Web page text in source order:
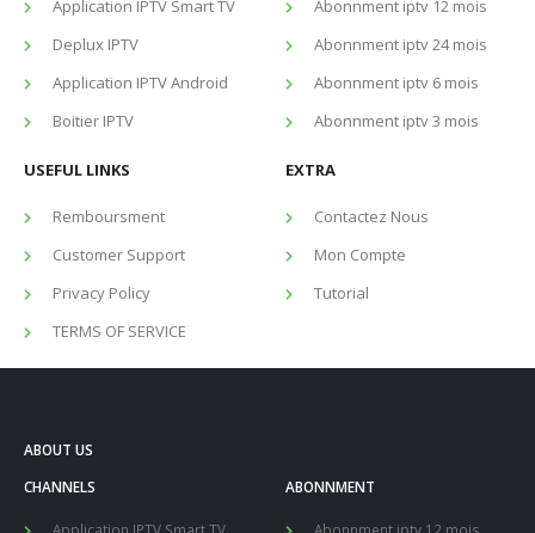
Application IPTV Smart TV
Deplux IPTV
Application IPTV Android
Boitier IPTV
Abonnment iptv 12 mois
Abonnment iptv 24 mois
Abonnment iptv 6 mois
Abonnment iptv 3 mois
USEFUL LINKS
Remboursment
Customer Support
Privacy Policy
TERMS OF SERVICE
EXTRA
Contactez Nous
Mon Compte
Tutorial
ABOUT US
CHANNELS
ABONNMENT